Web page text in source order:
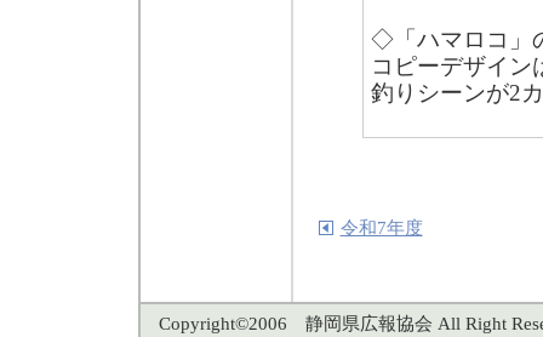
◇「ハマロコ」
コピーデザイン
釣りシーンが2
令和7年度
Copyright©2006 静岡県広報協会 All Right